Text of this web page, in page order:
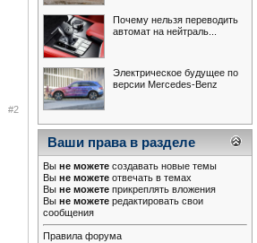
#2
Почему нельзя переводить
автомат на нейтраль...
Электрическое будущее по
версии Mercedes-Benz
Ваши права в разделе
Вы не можете создавать новые темы
Вы не можете отвечать в темах
Вы не можете прикреплять вложения
Вы не можете редактировать свои
сообщения
Правила форума